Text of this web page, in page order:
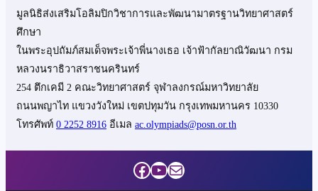
มูลนิธิส่งเสริมโอลิมปิกวิชาการและพัฒนามาตรฐานวิทยาศาสตร์
ศึกษา
ในพระอุปถัมภ์สมเด็จพระเจ้าพี่นางเธอ เจ้าฟ้ากัลยาณิวัฒนา กรม
หลวงนราธิวาสราชนครินทร์
254 ตึกเคมี 2 คณะวิทยาศาสตร์ จุฬาลงกรณ์มหาวิทยาลัย
ถนนพญาไท แขวงวังใหม่ เขตปทุมวัน กรุงเทพมหานคร 10330
โทรศัพท์ 0 2252 8916 อีเมล ac.olympiads@posn.or.th
Facebook
YouTube
Mail